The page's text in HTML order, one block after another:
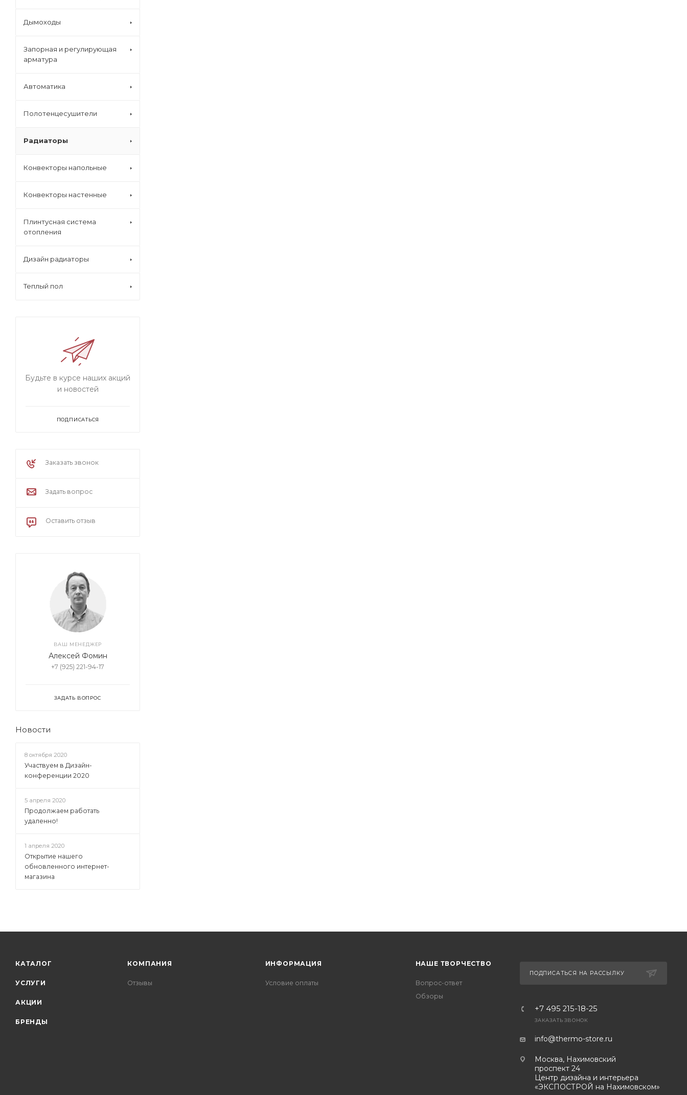
Дымоходы
Запорная и регулирующая
арматура
Автоматика
Полотенцесушители
Радиаторы
Конвекторы напольные
Конвекторы настенные
Плинтусная система
отопления
Дизайн радиаторы
Теплый пол
Будьте в курсе наших акций
и новостей
ПОДПИСАТЬСЯ
Заказать звонок
Задать вопрос
Оставить отзыв
ВАШ МЕНЕДЖЕР
Алексей Фомин
+7 (925) 221-94-17
ЗАДАТЬ ВОПРОС
Новости
8 октября 2020
Участвуем в Дизайн-
конференции 2020
5 апреля 2020
Продолжаем работать
удаленно!
1 апреля 2020
Открытие нашего
обновленного интернет-
магазина
КАТАЛОГ
УСЛУГИ
АКЦИИ
БРЕНДЫ
КОМПАНИЯ
Отзывы
ИНФОРМАЦИЯ
Условие оплаты
НАШЕ ТВОРЧЕСТВО
Вопрос-ответ
Обзоры
ПОДПИСАТЬСЯ НА РАССЫЛКУ
+7 495 215-18-25
ЗАКАЗАТЬ ЗВОНОК
info@thermo-store.ru
Москва, Нахимовский
проспект 24
Центр дизайна и интерьера
«ЭКСПОСТРОЙ на Нахимовском»